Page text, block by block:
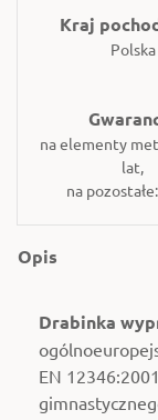
Kraj
Polska
na elementy
lat,
na
Opis
Drabinka
EN